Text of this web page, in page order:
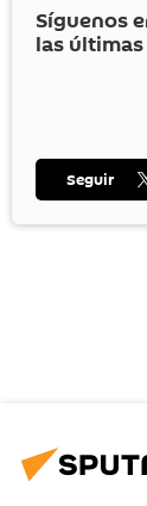
Síguenos
las
Seguir